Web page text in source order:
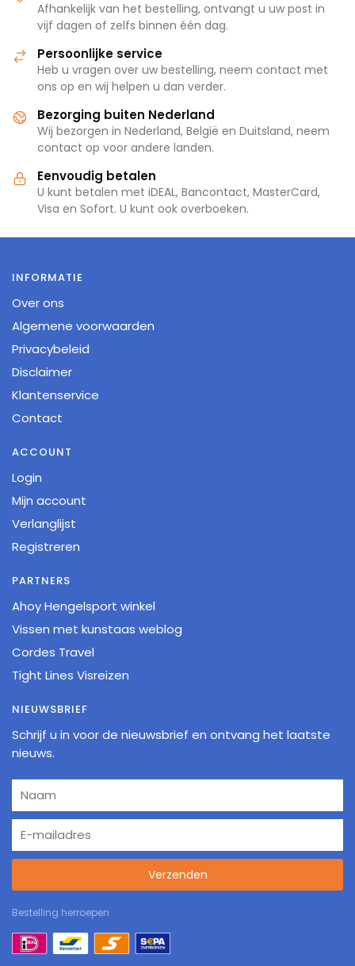
Afhankelijk van het bestelling, ontvangt u uw post in
vijf dagen of zelfs binnen één dag.
Persoonlijke service
Heb u vragen over uw bestelling, neem contact met
ons op en wij helpen u dan verder.
Bezorging buiten Nederland
Wij bezorgen in Nederland, België en Duitsland, neem
contact op voor andere landen.
Eenvoudig betalen
U kunt betalen met iDEAL, Bancontact, MasterCard,
Visa en Sofort. U kunt ook overboeken.
INFORMATIE
Over ons
Algemene voorwaarden
Privacybeleid
Disclaimer
Klantenservice
Contact
ACCOUNT
Login
Mijn account
Verlanglijst
Registreren
PARTNERS
Ahoy Hengelsport winkel
Vissen met kunstaas weblog
Cordes Travel
Tight Lines Visreizen
NIEUWSBRIEF
Schrijf u in voor de nieuwsbrief en ontvang het laatste
nieuws.
Verzenden
Bestelling herroepen